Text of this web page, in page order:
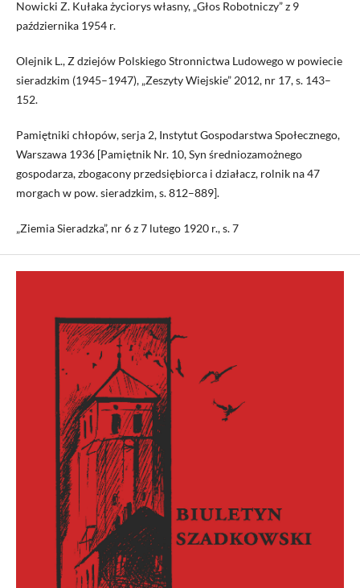
Nowicki Z. Kułaka życiorys własny, „Głos Robotniczy” z 9
października 1954 r.
Olejnik L., Z dziejów Polskiego Stronnictwa Ludowego w powiecie
sieradzkim (1945–1947), „Zeszyty Wiejskie” 2012, nr 17, s. 143–
152.
Pamiętniki chłopów, serja 2, Instytut Gospodarstwa Społecznego,
Warszawa 1936 [Pamiętnik Nr. 10, Syn średniozamożnego
gospodarza, zbogacony przedsiębiorca i działacz, rolnik na 47
morgach w pow. sieradzkim, s. 812–889].
„Ziemia Sieradzka”, nr 6 z 7 lutego 1920 r., s. 7